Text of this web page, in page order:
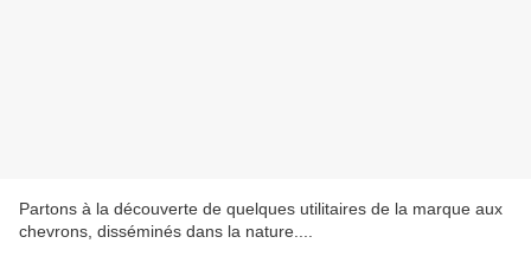
Partons à la découverte de quelques utilitaires de la marque aux
chevrons, disséminés dans la nature....